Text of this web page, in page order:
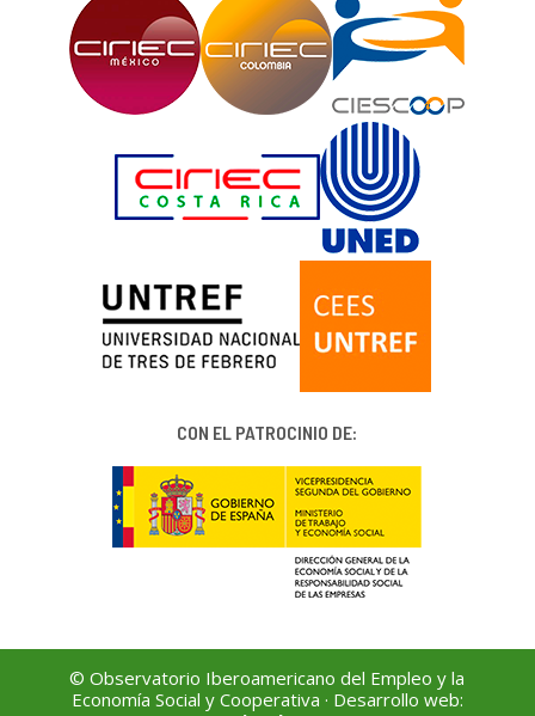
CON EL PATROCINIO DE:
© Observatorio Iberoamericano del Empleo y la
Economía Social y Cooperativa · Desarrollo web: